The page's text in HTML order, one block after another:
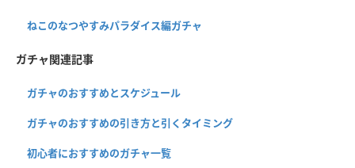
ねこのなつやすみパラダイス編ガチャ
ガチャ関連記事
ガチャのおすすめとスケジュール
ガチャのおすすめの引き方と引くタイミング
初心者におすすめのガチャ一覧